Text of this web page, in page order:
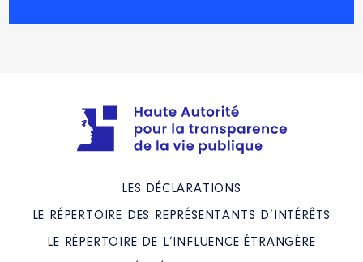
LES DÉCLARATIONS
LE RÉPERTOIRE DES REPRÉSENTANTS D’INTÉRÊTS
LE RÉPERTOIRE DE L’INFLUENCE ÉTRANGÈRE